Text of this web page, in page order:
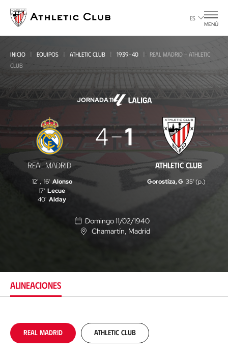
contenido
principal
ES
MENÚ
INICIO EQUIPOS ATHLETIC CLUB 1939-40
REAL MADRID - ATHLETIC
CLUB
JORNADA 11
Real
Madrid
-
Athletic
REAL MADRID
4 1
ATHLETIC CLUB
12' , 16' Alonso
17' Lecue
40' Alday
Gorostiza, G 35' (p.)
Domingo 11/02/1940
U
ó
Chamartín , Madrid
ALINEACIONES
Real Madrid Athletic Club